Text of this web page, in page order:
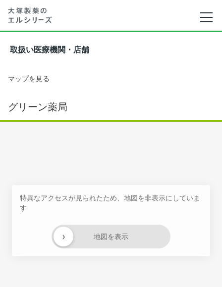
取扱い医療機関・店舗
マップを見る
グリーン薬局
特異なアクセスが見られたため、地図を非表示にしていま
す
地図を表示
›